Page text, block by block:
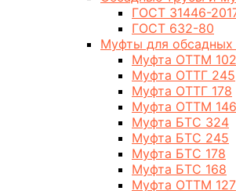
ГОСТ 31446-
ГОСТ 632-80
Муфты для обсадных
Муфта ОТТМ 102
Муфта ОТТГ 245
Муфта ОТТГ 178
Муфта ОТТМ 146
Муфта БТС 324
Муфта БТС 245
Муфта БТС 178
Муфта БТС 168
Муфта ОТТМ 127